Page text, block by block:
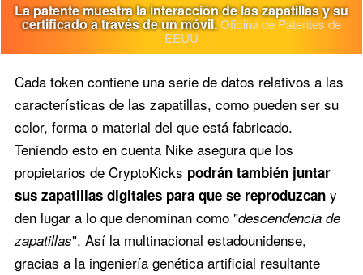
La patente muestra la interacción de las zapatillas y su
certificado a través de un móvil.Oficina de Patentes de
EEUU
Cada token contiene una serie de datos relativos a las
características de las zapatillas, como pueden ser su
color, forma o material del que está fabricado.
Teniendo esto en cuenta Nike asegura que los
propietarios de CryptoKicks podrán también juntar
sus zapatillas digitales para que se reproduzcany
den lugar a lo que denominan como "descendencia de
zapatillas". Así la multinacional estadounidense,
gracias a la ingeniería genética artificial resultante